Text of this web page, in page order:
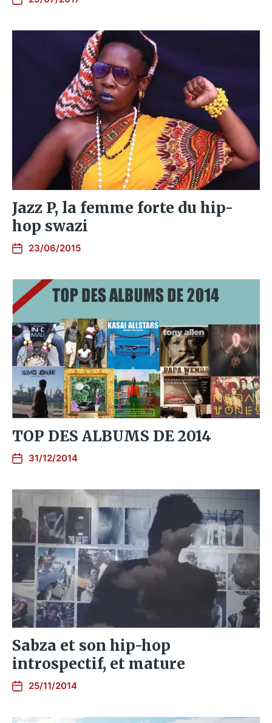
Jazz P, la femme forte du hip-
hop swazi
23/06/2015
TOP DES ALBUMS DE 2014
31/12/2014
Sabza et son hip-hop
introspectif, et mature
25/11/2014